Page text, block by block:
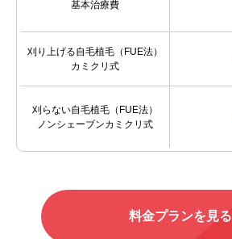
基本治療費
刈り上げる自毛植毛（FUE法）
カミクリ式
刈らない自毛植毛（FUE法）
ノンシェーブンカミクリ式
料金プランを見る